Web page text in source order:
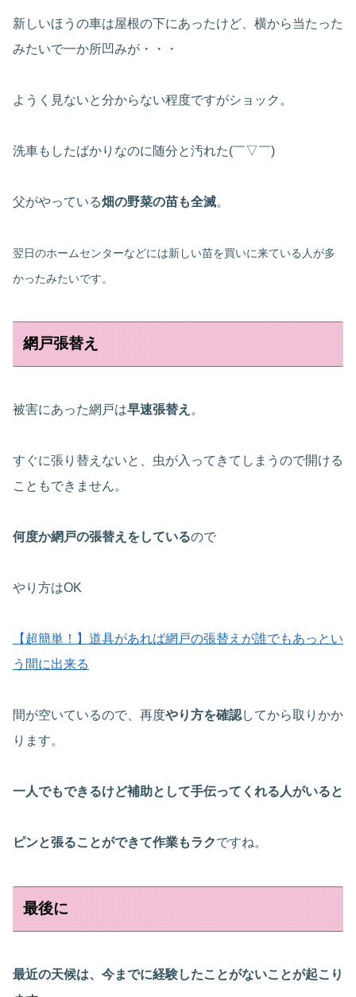
新しいほうの車は屋根の下にあったけど、横から当たった
みたいで一か所凹みが・・・
ようく見ないと分からない程度ですがショック。
洗車もしたばかりなのに随分と汚れた(￣▽￣)
父がやっている畑の野菜の苗も全滅。
翌日のホームセンターなどには新しい苗を買いに来ている人が多
かったみたいです。
網戸張替え
被害にあった網戸は早速張替え 。
すぐに張り替えないと、虫が入ってきてしまうので開ける
こともできません。
何度か網戸の張替えをしているので
やり方はOK
【超簡単！】道具があれば網戸の張替えが誰でもあっとい
う間に出来る
間が空いているので、再度やり方を確認してから取りかか
ります。
一人でもできるけど補助として手伝ってくれる人がいると
ピンと張ることができて作業もラクですね。
最後に
最近の天候は、今までに経験したことがないことが起こり